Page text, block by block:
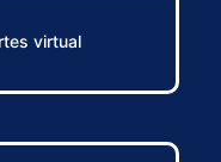
virtual